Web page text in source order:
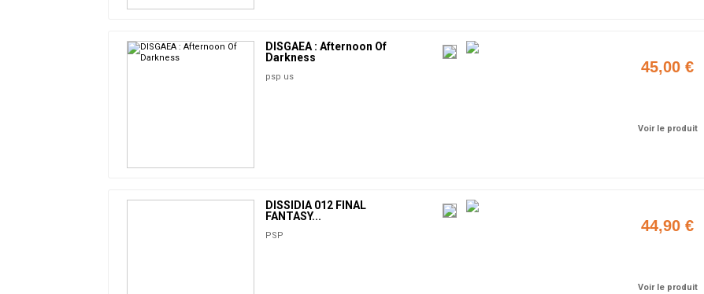
DISGAEA : Afternoon Of
Darkness
psp us
45,00 €
Voir le produit
DISSIDIA 012 FINAL
FANTASY...
PSP
44,90 €
Voir le produit